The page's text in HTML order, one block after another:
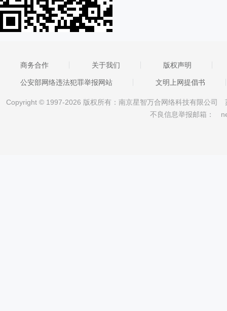
商务合作 关于我们 版权声明
公安部网络违法犯罪举报网站 文明上网提倡书
Copyright © 1997-2026 版权所有：南京星智万合网络科技有限公司
不良信息举报邮箱：